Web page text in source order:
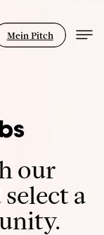
Mein Pitch
our
a